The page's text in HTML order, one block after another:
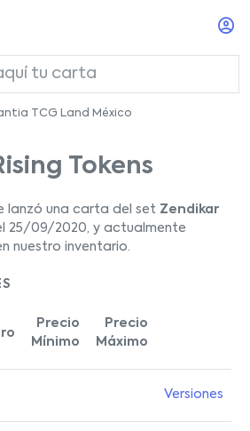
TCG Land México
Tokens
lanzó una carta del set Zendikar
25/09/2020, y actualmente
nuestro inventario.
Precio
Mínimo
Precio
Máximo
Versiones